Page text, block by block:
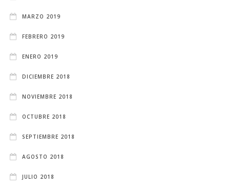
MARZO 2019
FEBRERO 2019
ENERO 2019
DICIEMBRE 2018
NOVIEMBRE 2018
OCTUBRE 2018
SEPTIEMBRE 2018
AGOSTO 2018
JULIO 2018